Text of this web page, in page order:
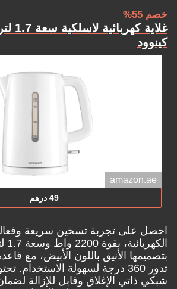
خصم 55%
كينوود
amazon.ae
49 درهم
احصل على تجربة تسخين سريعة
بتصميمها الأنيق باللون الأبيض، مع
تدور 360 درجة لسهولة الاستخدام.
شبكي ذاتي الإغلاق وقابل للإزالة